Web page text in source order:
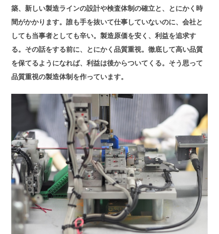
築、新しい製造ラインの設計や検査体制の確立と、とにかく時
間がかかります。誰も手を抜いて仕事していないのに、会社と
しても当事者としても辛い。製造原価を安く、利益を追求す
る。その話をする前に、とにかく品質重視。徹底して高い品質
を保てるようになれば、利益は後からついてくる。そう思って
品質重視の製造体制を作っています。